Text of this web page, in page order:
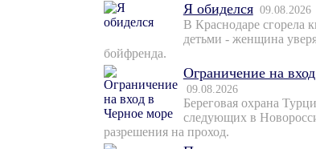
Я обиделся 09.08.2026
В Краснодаре сгорела
детьми - женщина
бойфренда.
Ограничение на
09.08.2026
Береговая охрана
следующих в
разрешения на проход.